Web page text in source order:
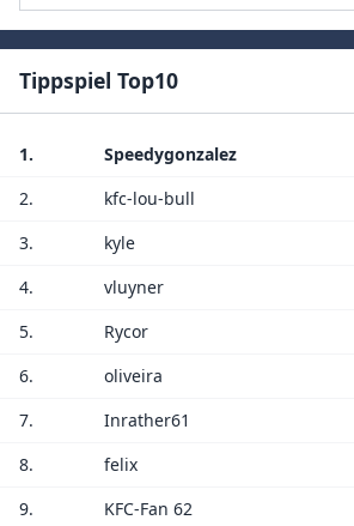
Tippspiel Top10
1. Speedygonzalez
2.
kfc-lou-bull
3.
kyle
4.
vluyner
5.
Rycor
6.
oliveira
7.
Inrather61
8.
felix
9.
KFC-Fan 62